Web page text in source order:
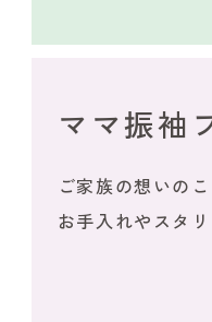
ママ振袖
ご家族の想いの
お手入れやスタ